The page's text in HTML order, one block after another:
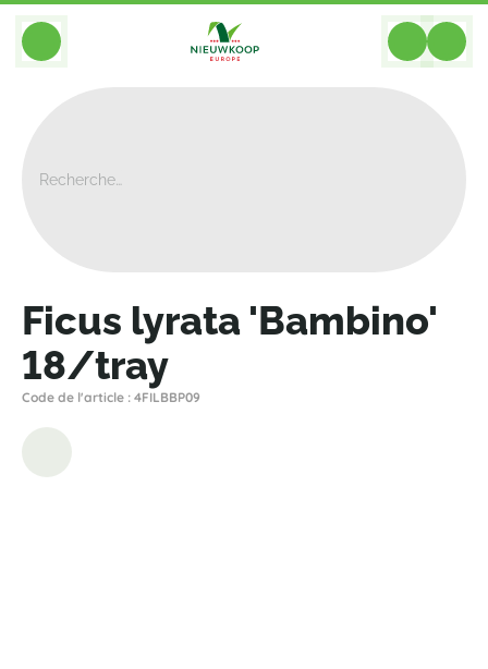
BACK
Ficus lyrata 'Bambino'
18/tray
Code de l'article : 4FILBBP09